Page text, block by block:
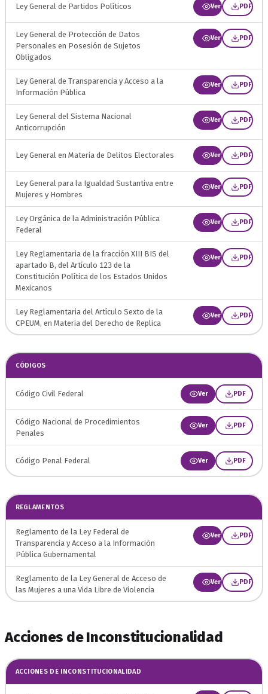
Ley General de Partidos Políticos Ver PDF
Ley General de Protección de Datos
Personales en Posesión de Sujetos
Obligados
Ver PDF
Ley General de Transparencia y Acceso a la
Información Pública
Ver PDF
Ley General del Sistema Nacional
Anticorrupción
Ver PDF
Ley General en Materia de Delitos Electorales Ver PDF
Ley General para la Igualdad Sustantiva entre
Mujeres y Hombres
Ver PDF
Ley Orgánica de la Administración Pública
Federal
Ver PDF
Ley Reglamentaria de la fracción XIII BIS del
apartado B, del Artículo 123 de la
Constitución Política de los Estados Unidos
Mexicanos
Ver PDF
Ley Reglamentaria del Artículo Sexto de la
CPEUM, en Materia del Derecho de Replica
Ver PDF
CÓDIGOS
Código Civil Federal Ver PDF
Código Nacional de Procedimientos
Penales
Ver PDF
Código Penal Federal Ver PDF
REGLAMENTOS
Reglamento de la Ley Federal de
Transparencia y Acceso a la Informaciòn
Pública Gubernamental
Ver PDF
Reglamento de la Ley General de Acceso de
las Mujeres a una Vida Libre de Violencia
Ver PDF
Acciones de Inconstitucionalidad
ACCIONES DE INCONSTITUCIONALIDAD